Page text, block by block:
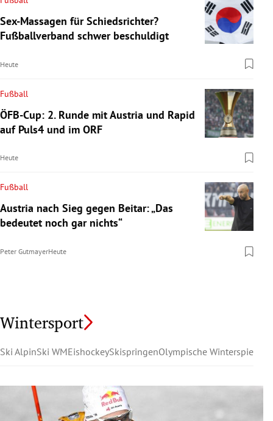
Sex-Massagen für Schiedsrichter?
Fußballverband schwer beschuldigt
Heute
Fußball
ÖFB-Cup: 2. Runde mit Austria und Rapid
auf Puls4 und im ORF
Heute
Fußball
Austria nach Sieg gegen Beitar: „Das
bedeutet noch gar nichts“
Peter GutmayerHeute
Wintersport
Ski AlpinSki WMEishockeySkispringenOlympische Winterspiele